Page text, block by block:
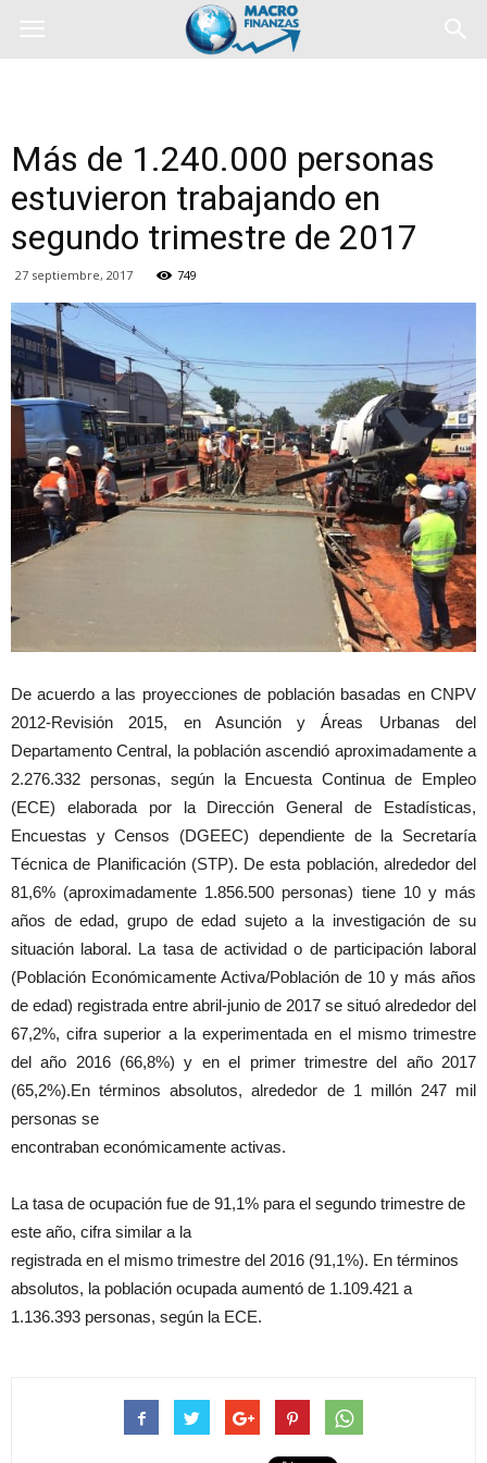
Más de 1.240.000 personas
estuvieron trabajando en
segundo trimestre de 2017
27 septiembre, 2017 749
De acuerdo a las proyecciones de población basadas en CNPV
2012-Revisión 2015, en Asunción y Áreas Urbanas del
Departamento Central, la población ascendió aproximadamente a
2.276.332 personas, según la Encuesta Continua de Empleo
(ECE) elaborada por la Dirección General de Estadísticas,
Encuestas y Censos (DGEEC) dependiente de la Secretaría
Técnica de Planificación (STP). De esta población, alrededor del
81,6% (aproximadamente 1.856.500 personas) tiene 10 y más
años de edad, grupo de edad sujeto a la investigación de su
situación laboral. La tasa de actividad o de participación laboral
(Población Económicamente Activa/Población de 10 y más años
de edad) registrada entre abril-junio de 2017 se situó alrededor del
67,2%, cifra superior a la experimentada en el mismo trimestre
del año 2016 (66,8%) y en el primer trimestre del año 2017
(65,2%).En términos absolutos, alrededor de 1 millón 247 mil
personas se
encontraban económicamente activas.
La tasa de ocupación fue de 91,1% para el segundo trimestre de
este año, cifra similar a la
registrada en el mismo trimestre del 2016 (91,1%). En términos
absolutos, la población ocupada aumentó de 1.109.421 a
1.136.393 personas, según la ECE.